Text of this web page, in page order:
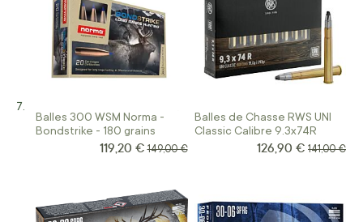
Balles 300 WSM Norma -
Bondstrike - 180 grains
Prix Spécial
119,20 € Prix normal
149,00 €
Balles de Chasse RWS UNI
Classic Calibre 9.3x74R
Prix Spécial
126,90 € Prix normal
141,00 €